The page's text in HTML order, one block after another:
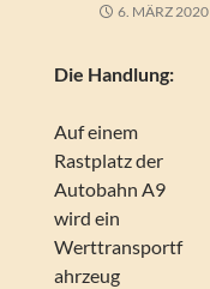
6. MÄRZ 2020
Die Handlung:
Auf einem
Rastplatz der
Autobahn A9
wird ein
Werttransportf
ahrzeug